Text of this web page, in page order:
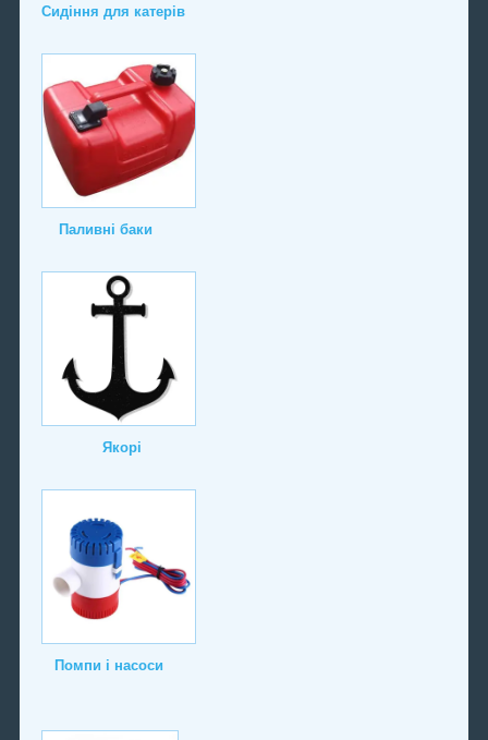
Сидіння для катерів
Паливні баки
Якорі
Помпи і насоси